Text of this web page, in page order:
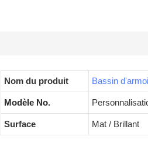
Nom du produit Bassin
Modèle No.
Surface Mat / Brillant